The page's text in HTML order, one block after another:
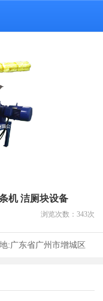
机 洁厕块设备
浏览次数： 343次
:广东省广州市增城区